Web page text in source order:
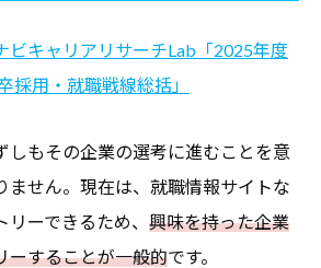
ビキャリアリサーチLab「2025年度
採用・就職戦線総括」
しもその企業の選考に進むことを意
ません。現在は、就職情報サイトな
ーできるため、 興味を持った企業
ーすることが一般的です。